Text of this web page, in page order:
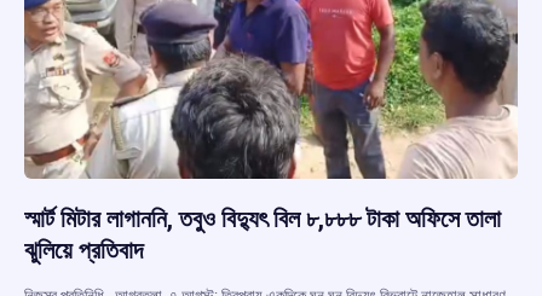
স্মার্ট মিটার লাগাননি, তবুও বিদ্যুৎ বিল ৮,৮৮৮ টাকা অফিসে তালা
ঝুলিয়ে প্রতিবাদ